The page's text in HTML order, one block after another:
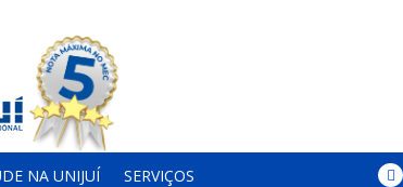
NA UNIJUÍ SERVIÇOS